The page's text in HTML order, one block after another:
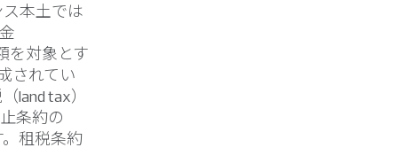
本土では
を対象とす
されてい
land tax）
条約の
租税条約